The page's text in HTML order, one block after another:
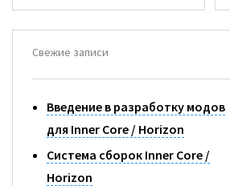
Й
Т
Свежие записи
Введение в разработку модов
для Inner Core / Horizon
Система сборок Inner Core /
Horizon